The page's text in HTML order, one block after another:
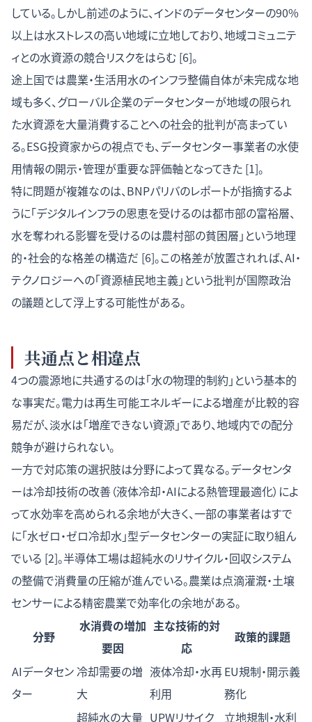
している。しかし前述のように、インドのデータセンターの90%
以上は水ストレスの高い地域に立地しており、地域コミュニテ
ィとの水資源の競合リスクをはらむ [6]。
途上国では農業・生活用水のインフラ整備自体が未完成な地
域も多く、グローバル企業のデータセンターが地域の限られ
た水資源を大量消費することへの社会的批判が高まってい
る。ESG投資家からの視点でも、データセンター事業者の水使
用情報の開示・管理が重要な評価軸となってきた [1]。
特に問題が複雑なのは、BNPパリバのレポートが指摘するよ
うに「デジタルインフラの恩恵を受けるのは都市部の富裕層、
水を奪われる影響を受けるのは農村部の貧困層」という地理
的・社会的な格差の構造だ [6]。この格差が放置されれば、AI・
テクノロジーへの「資源植民地主義」という批判が国際政治
の議題として浮上する可能性がある。
共通点と相違点
4つの震源地に共通するのは「水の物理的制約」という基本的
な事実だ。電力は再生可能エネルギーによる増産が比較的容
易だが、淡水は「増産できない資源」であり、地域内での配分
競争が避けられない。
一方で対応策の選択肢は分野によって異なる。データセンタ
ーは冷却技術の改善（液体冷却・AIによる熱管理最適化）によ
って水効率を高められる余地が大きく、一部の事業者はすで
に「水ゼロ・ゼロ冷却水」型データセンターの実証に取り組ん
でいる [2]。半導体工場は超純水のリサイクル・回収システム
の整備で消費量の圧縮が進んでいる。農業は点滴灌漑・土壌
センサーによる精密農業で効率化の余地がある。
分野
水消費の増加
要因
主な技術的対
応
政策的課題
AIデータセン
ター
冷却需要の増
大
液体冷却・水再
利用
EU規制・開示義
務化
超純水の大量 UPWリサイク
立地規制・水利